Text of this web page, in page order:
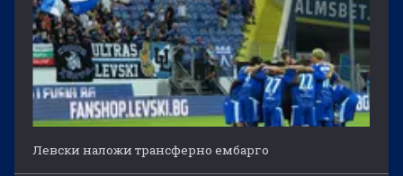
Левски наложи трансферно ембарго